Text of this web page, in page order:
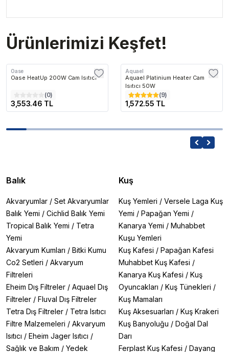
Ürünlerimizi Keşfet!
Oase
Oase HeatUp 200W Cam Isıtıcı
(0)
3,553.46 TL
Aquael
Aquael Platinium Heater Cam
Isıtıcı 50W
(9)
1,572.55 TL
Balık
Akvaryumlar / Set Akvaryumlar
Balık Yemi / Cichlid Balık Yemi
Tropical Balık Yemi / Tetra
Yemi
Akvaryum Kumları / Bitki Kumu
Co2 Setleri / Akvaryum
Filtreleri
Eheim Dış Filtreler / Aquael Dış
Filtreler / Fluval Dış Filtreler
Tetra Dış Filtreler / Tetra Isıtıcı
Filtre Malzemeleri / Akvaryum
Isıtıcı / Eheim Jager Isıtıcı /
Sağlık ve Bakım / Yedek
Kuş
Kuş Yemleri / Versele Laga Kuş
Yemi / Papağan Yemi /
Kanarya Yemi / Muhabbet
Kuşu Yemleri
Kuş Kafesi / Papağan Kafesi
Muhabbet Kuş Kafesi /
Kanarya Kuş Kafesi / Kuş
Oyuncakları / Kuş Tünekleri /
Kuş Mamaları
Kuş Aksesuarları / Kuş Krakeri
Kuş Banyoluğu / Doğal Dal
Darı
Ferplast Kuş Kafesi / Dayang